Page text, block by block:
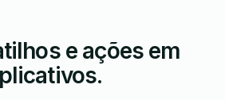
e ações em